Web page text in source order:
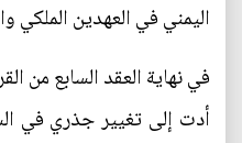
اليمني في العهدين الملكي
في نهاية العقد السابع من
أدت إلى تغيير جذري في